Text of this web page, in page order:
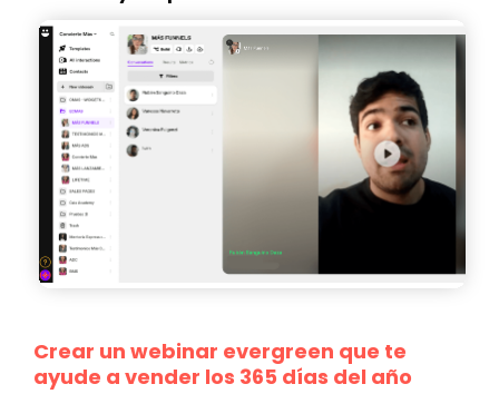
Crear un webinar evergreen que te
ayude a vender los 365 días del año